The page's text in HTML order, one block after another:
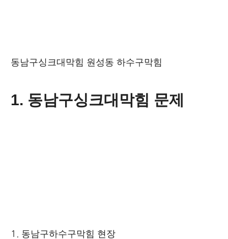
동남구싱크대막힘 원성동 하수구막힘
1. 동남구싱크대막힘 문제
1. 동남구하수구막힘 현장